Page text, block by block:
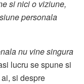
si nici o viziune,
personala
nu vine singura
lucru se spune si
si despre